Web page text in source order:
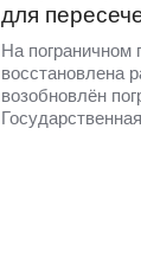
для
На пограничном
восстановлена
возобновлён